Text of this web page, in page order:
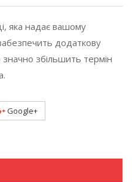
яка надає вашому
додаткову
збільшить термін
Google+